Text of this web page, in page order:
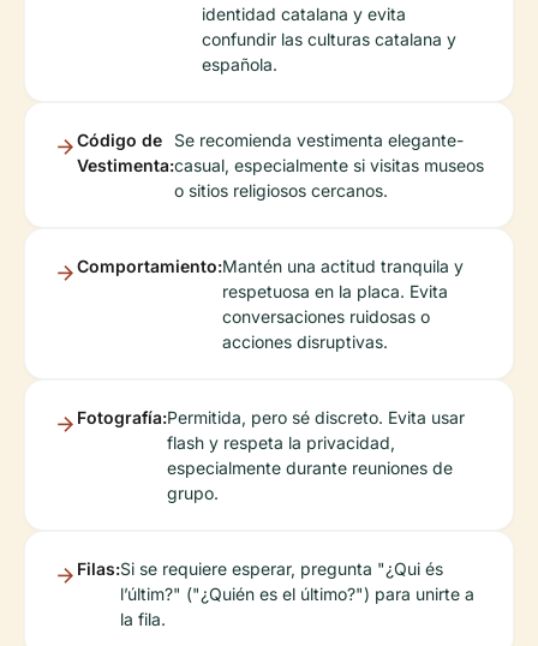
identidad catalana y evita
confundir las culturas catalana y
española.
Código de
Vestimenta:
Se recomienda vestimenta elegante-
casual, especialmente si visitas museos
o sitios religiosos cercanos.
Comportamiento:Mantén una actitud tranquila y
respetuosa en la placa. Evita
conversaciones ruidosas o
acciones disruptivas.
Fotografía:Permitida, pero sé discreto. Evita usar
flash y respeta la privacidad,
especialmente durante reuniones de
grupo.
Filas:Si se requiere esperar, pregunta "¿Qui és
l’últim?" ("¿Quién es el último?") para unirte a
la fila.